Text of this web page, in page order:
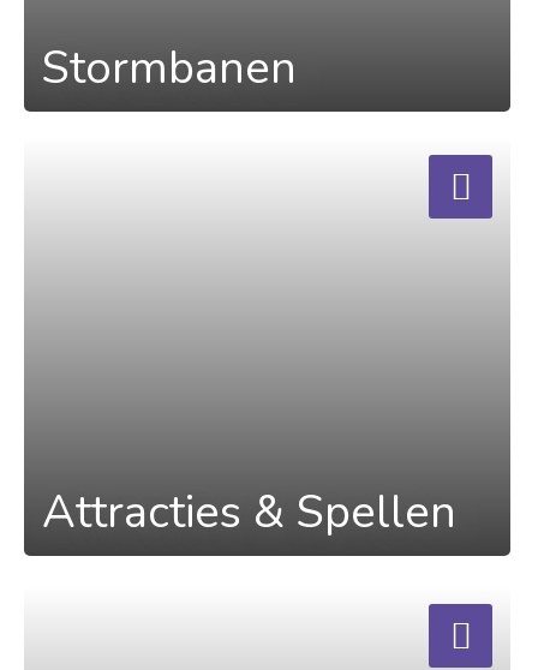
Stormbanen
Attracties & Spellen